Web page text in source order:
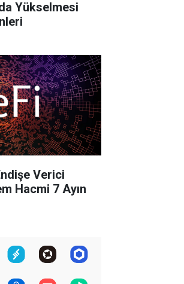
Verici
Hacmi 7 Ayın